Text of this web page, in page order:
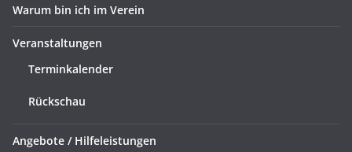
Warum bin ich im Verein
Veranstaltungen
Terminkalender
Rückschau
Angebote / Hilfeleistungen